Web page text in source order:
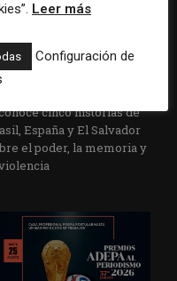
cinco historias de
España y El Salvador
el poder, la memoria y
Leer más
Configuración de